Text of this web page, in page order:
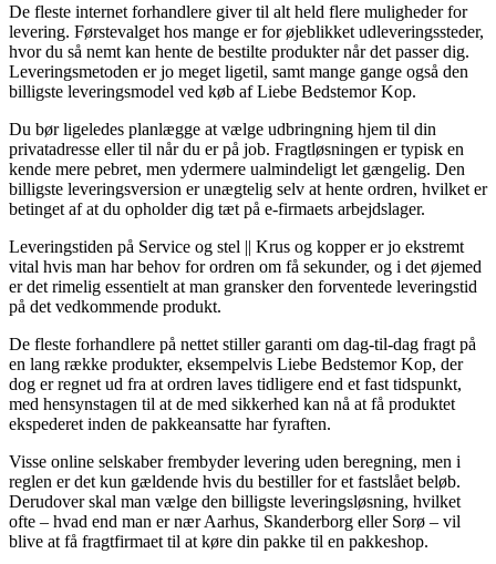
De fleste internet forhandlere giver til alt held flere muligheder for
levering. Førstevalget hos mange er for øjeblikket udleveringssteder,
hvor du så nemt kan hente de bestilte produkter når det passer dig.
Leveringsmetoden er jo meget ligetil, samt mange gange også den
billigste leveringsmodel ved køb af Liebe Bedstemor Kop.
Du bør ligeledes planlægge at vælge udbringning hjem til din
privatadresse eller til når du er på job. Fragtløsningen er typisk en
kende mere pebret, men ydermere ualmindeligt let gængelig. Den
billigste leveringsversion er unægtelig selv at hente ordren, hvilket er
betinget af at du opholder dig tæt på e-firmaets arbejdslager.
Leveringstiden på Service og stel || Krus og kopper er jo ekstremt
vital hvis man har behov for ordren om få sekunder, og i det øjemed
er det rimelig essentielt at man gransker den forventede leveringstid
på det vedkommende produkt.
De fleste forhandlere på nettet stiller garanti om dag-til-dag fragt på
en lang række produkter, eksempelvis Liebe Bedstemor Kop, der
dog er regnet ud fra at ordren laves tidligere end et fast tidspunkt,
med hensynstagen til at de med sikkerhed kan nå at få produktet
ekspederet inden de pakkeansatte har fyraften.
Visse online selskaber frembyder levering uden beregning, men i
reglen er det kun gældende hvis du bestiller for et fastslået beløb.
Derudover skal man vælge den billigste leveringsløsning, hvilket
ofte – hvad end man er nær Aarhus, Skanderborg eller Sorø – vil
blive at få fragtfirmaet til at køre din pakke til en pakkeshop.